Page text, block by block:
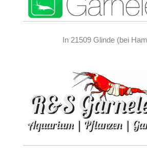
In 21509 Glinde (bei